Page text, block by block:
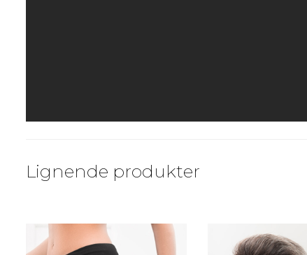
Lignende produkter